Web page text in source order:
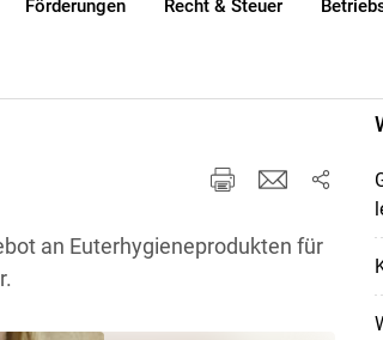
Förderungen Recht & Steuer
an Euterhygieneprodukten für